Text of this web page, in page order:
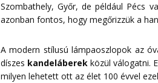
Szombathely, Győr, de például Pécs
azonban fontos, hogy megőrizzük a
A modern stílusú lámpaoszlopok az
díszes kandeláberek közül válogatni.
milyen lehetett ott az élet 100 évvel